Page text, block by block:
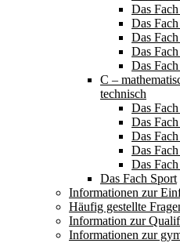
Das
Das
Das
Das
Das
C –
technisch
Das
Das
Das
Das
Das
Das Fach Sport
Informationen zur
Häufig gestellte
Information zur
Informationen zur